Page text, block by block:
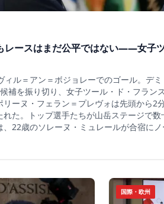
レースはまだ公平ではない――女子
ィル＝アン＝ボジョレーでのゴール。デ
補を振り切り、女子ツール・ド・フラン
ーヌ・フェラン＝プレヴォは先頭から2
た。トップ選手たちが山岳ステージで
、22歳のソレーヌ・ミュレールが合宿に
国際・欧州